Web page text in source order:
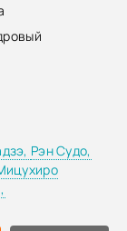
Рэн Судо,